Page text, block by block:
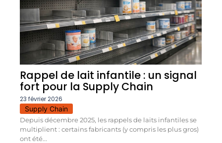
Rappel de lait infantile : un signal
fort pour la Supply Chain
23 février 2026
Supply Chain
Depuis décembre 2025, les rappels de laits infantiles se
multiplient : certains fabricants (y compris les plus gros)
ont été...